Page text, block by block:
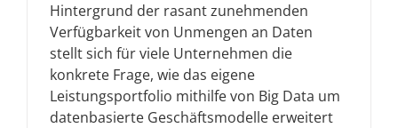
Hintergrund der rasant zunehmenden
Verfügbarkeit von Unmengen an Daten
stellt sich für viele Unternehmen die
konkrete Frage, wie das eigene
Leistungsportfolio mithilfe von Big Data um
datenbasierte Geschäftsmodelle erweitert